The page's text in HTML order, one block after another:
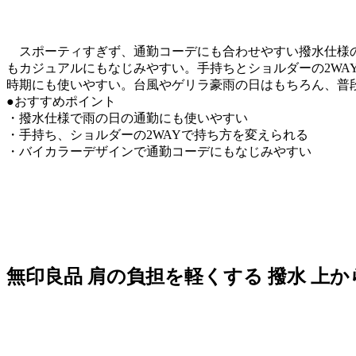
スポーティすぎず、通勤コーデにも合わせやすい撥水仕様
もカジュアルにもなじみやすい。手持ちとショルダーの
時期にも使いやすい。台風やゲリラ豪雨の日はもちろん、普
●おすすめポイント
・撥水仕様で雨の日の通勤にも使いやすい
・手持ち、ショルダーの2WAYで持ち方を変えられる
・バイカラーデザインで通勤コーデにもなじみやすい
無印良品 肩の負担を軽くする 撥水 上